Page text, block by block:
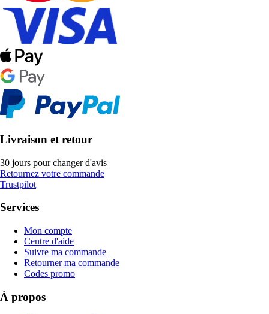
Livraison et retour
30 jours pour changer d'avis
Retournez votre commande
Trustpilot
Services
Mon compte
Centre d'aide
Suivre ma commande
Retourner ma commande
Codes promo
À propos